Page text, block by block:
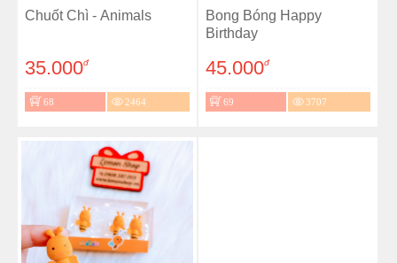
Chuốt Chì - Animals
35.000đ
68 2464
Bong Bóng Happy
Birthday
45.000đ
69 3707